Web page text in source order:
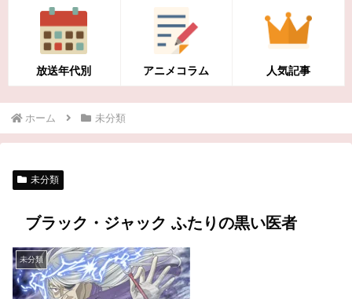
放送年代別 アニメコラム 人気記事
ホーム 未分類
未分類
ブラック・ジャック ふたりの黒い医者
未分類